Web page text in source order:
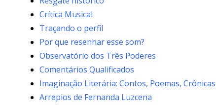
Crítica Musical
Traçando o perfil
Por que resenhar esse som?
Observatório dos Três Poderes
Comentários Qualificados
Imaginação Literária: Contos, Poemas,
Arrepios de Fernanda Luzcena